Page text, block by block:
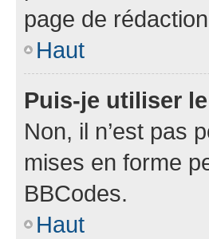
page de
Haut
Puis-je utiliser
Non, il n’est pas
mises en forme
BBCodes.
Haut